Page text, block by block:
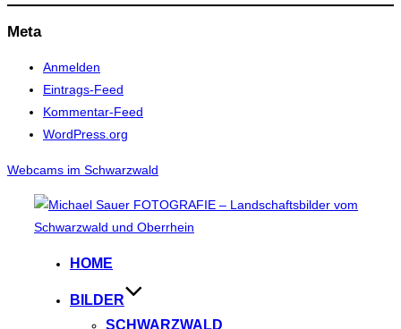
Meta
Anmelden
Eintrags-Feed
Kommentar-Feed
WordPress.org
Webcams im Schwarzwald
Inhalt
HOME
BILDER
SCHWARZWALD